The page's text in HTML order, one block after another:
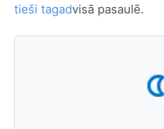
tieši tagadvisā pasaulē.